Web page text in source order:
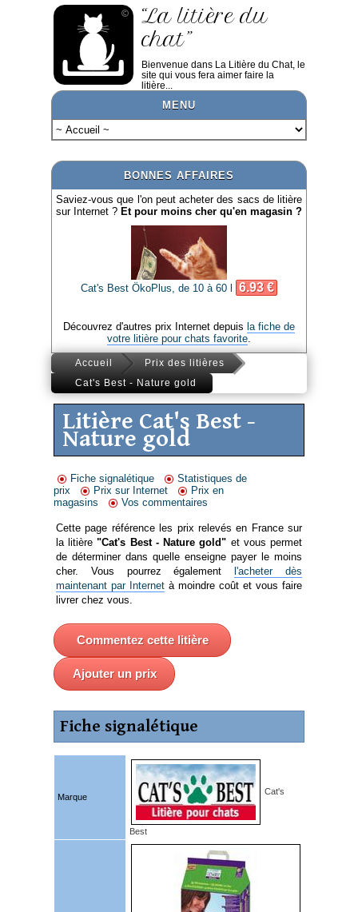
“La litière du
chat”
Bienvenue dans La Litière du Chat, le
site qui vous fera aimer faire la
litière...
MENU
BONNES AFFAIRES
Saviez-vous que l'on peut acheter des sacs de litière
sur Internet ? Et pour moins cher qu'en magasin ?
Cat's Best ÖkoPlus, de 10 à 60 l 6.93 €
Découvrez d'autres prix Internet depuis la fiche de
votre litière pour chats favorite.
Accueil
Prix des litières
Cat's Best - Nature gold
Litière Cat's Best -
Nature gold
Fiche signalétique
Statistiques de
prix
Prix sur Internet
Prix en
magasins
Vos commentaires
Cette page référence les prix relevés en France sur
la litière"Cat's Best - Nature gold" et vous permet
de déterminer dans quelle enseigne payer le moins
cher. Vous pourrez également
l'acheter dès
maintenant par Internet à moindre coût et vous faire
livrer chez vous.
Commentez cette litière
Ajouter un prix
Fiche signalétique
Marque
Cat's
Best